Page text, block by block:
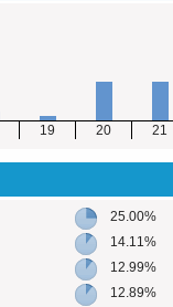
19 20 21
25.00%
14.11%
12.99%
12.89%